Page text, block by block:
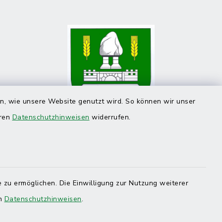
wie unsere Website genutzt wird. So können wir unser
Datenschutzhinweisen widerrufen.
ermöglichen. Die Einwilligung zur Nutzung weiterer
Datenschutzhinweisen.